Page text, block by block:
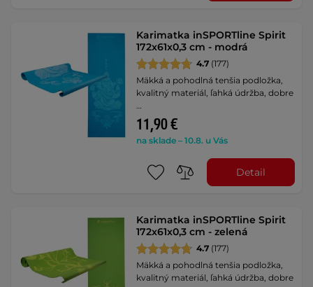
Karimatka inSPORTline Spirit
172x61x0,3 cm - modrá
4.7 (177)
Mäkká a pohodlná tenšia podložka,
kvalitný materiál, ľahká údržba, dobre
…
11,90 €
na sklade – 10.8. u Vás
Detail
Karimatka inSPORTline Spirit
172x61x0,3 cm - zelená
4.7 (177)
Mäkká a pohodlná tenšia podložka,
kvalitný materiál, ľahká údržba, dobre